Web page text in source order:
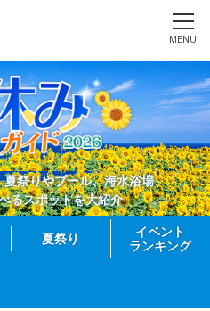
MENU
祭りやプール、海水浴場、
るスポットを大紹介
夏祭り
イベント
ランキング